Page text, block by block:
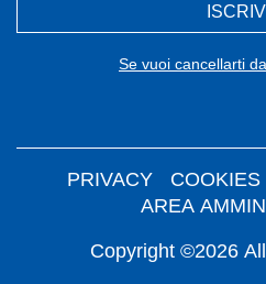
Se vuoi cancellarti
Copyright ©2026
PRIVACY
AREA